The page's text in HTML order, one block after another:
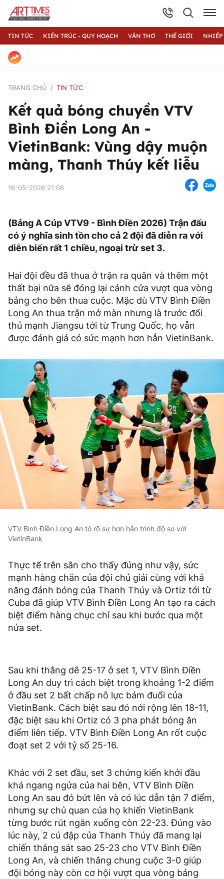
TIN TỨC KIẾN TRÚC - QUY HOẠCH VĂN THƠ THẾ GIỚI
TRANG CHỦ TIN TỨC
Kết quả bóng chuyền VTV
Bình Điền Long An -
VietinBank: Vùng dậy muộn
màng, Thanh Thúy kết liễu
16-05-2026 21:08
(Bảng A Cúp VTV9 - Bình Điền 2026) Trận đấu
có ý nghĩa sinh tồn cho cả 2 đội đã diễn ra với
diễn biến rất 1 chiều, ngoại trừ set 3.
Hai đội đều đã thua ở trận ra quân và thêm một
thất bại nữa sẽ đóng lại cánh cửa vượt qua vòng
bảng cho bên thua cuộc. Mặc dù VTV Bình Điền
Long An thua trận mở màn nhưng là trước đối
thủ mạnh Jiangsu tới từ Trung Quốc, họ vẫn
được đánh giá có sức mạnh hơn hẳn VietinBank.
VTV Bình Điền Long An tỏ rõ sự hơn hẳn trình độ so với
VietinBank
Thực tế trên sân cho thấy đúng như vậy, sức
mạnh hàng chắn của đội chủ giải cùng với khả
năng đánh bóng của Thanh Thúy và Ortiz tới từ
Cuba đã giúp VTV Bình Điền Long An tạo ra cách
biệt điểm hàng chục chỉ sau khi bước qua một
nửa set.
Sau khi thắng dễ 25-17 ở set 1, VTV Bình Điền
Long An duy trì cách biệt trong khoảng 1-2 điểm
ở đầu set 2 bất chấp nỗ lực bám đuổi của
VietinBank. Cách biệt sau đó nới rộng lên 18-11,
đặc biệt sau khi Ortiz có 3 pha phát bóng ăn
điểm liên tiếp. VTV Bình Điền Long An rốt cuộc
đoạt set 2 với tỷ số 25-16.
Khác với 2 set đầu, set 3 chứng kiến khởi đầu
khá ngang ngửa của hai bên, VTV Bình Điền
Long An sau đó bứt lên và có lúc dẫn tận 7 điểm,
nhưng sự chủ quan của họ khiến VietinBank
từng bước rút ngắn xuống còn 22-23. Đúng vào
lúc này, 2 cú đập của Thanh Thúy đã mang lại
chiến thắng sát sao 25-23 cho VTV Bình Điền
Long An, và chiến thắng chung cuộc 3-0 giúp
đội bóng này còn cơ hội vượt qua vòng bảng